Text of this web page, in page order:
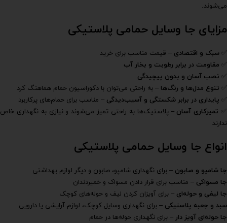
می‌شوند.
مزایای جا وسایل حمامی پلاستیکی
✅ سبک و اقتصادی – قیمت مناسب برای خرید
✅ مقاومت در برابر رطوبت و بخار آب
✅ نصب آسان و بدون پیچیدگی
✅ تنوع مدل‌ها و رنگ‌ها – به راحتی می‌توان با دکوراسیون حمام هماهنگ کرد
✅ پایداری در برابر شکستگی و آسیب‌دیدگی – مناسب برای حمام‌های پرکاربرد
✅ تمیزکاری آسان – پلاستیک‌ها به راحتی تمیز می‌شوند و نیازی به نگهداری خاص
ندارند
انواع جا وسایل حمامی پلاستیکی
جا شامپو و صابون – برای نگهداری شامپو، صابون و دیگر لوازم بهداشتی
جا مسواکی – مناسب برای قرار دادن مسواک و خمیردندان
جا لیفی و حوله‌ای – برای آویزان کردن لیف و حوله‌های کوچک
سبد و جعبه پلاستیکی – برای نگهداری وسایل کوچک، لوازم آرایشی یا دارویی
جا حوله‌ای آویز دار – برای نگهداری حوله‌ها در حمام